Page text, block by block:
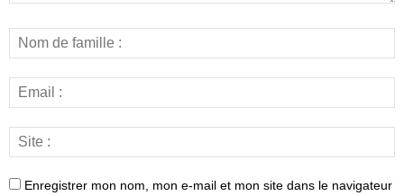
Enregistrer mon nom, mon e-mail et mon site dans le navigateur